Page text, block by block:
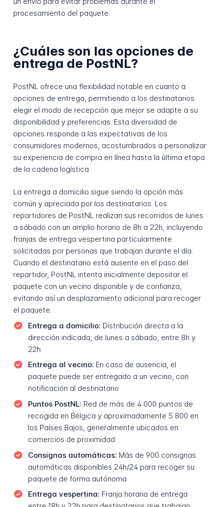
procesamiento del paquete.
¿Cuáles son las opciones de
entrega de PostNL?
PostNL ofrece una flexibilidad notable en cuanto a
opciones de entrega, permitiendo a los destinatarios
elegir el modo de recepción que mejor se adapte a su
disponibilidad y preferencias. Esta diversidad de
opciones responde a las expectativas de los
consumidores modernos, acostumbrados a personalizar
su experiencia de compra en línea hasta la última etapa
de la cadena logística.
La entrega a domicilio sigue siendo la opción más
común y apreciada por los destinatarios. Los
repartidores de PostNL realizan sus recorridos de lunes
a sábado con un amplio horario de 8h a 22h, incluyendo
franjas de entrega vespertina particularmente
solicitadas por personas que trabajan durante el día.
Cuando el destinatario está ausente en el paso del
repartidor, PostNL intenta inicialmente depositar el
paquete con un vecino disponible y de confianza,
evitando así un desplazamiento adicional para recoger
el paquete.
Entrega a domicilio: Distribución directa a la
dirección indicada, de lunes a sábado, entre 8h y
22h
Entrega al vecino: En caso de ausencia, el
paquete puede ser entregado a un vecino, con
notificación al destinatario
Puntos PostNL: Red de más de 4 000 puntos de
recogida en Bélgica y aproximadamente 5 800 en
los Países Bajos, generalmente ubicados en
comercios de proximidad
Consignas automáticas: Más de 900 consignas
automáticas disponibles 24h/24 para recoger su
paquete de forma autónoma
Entrega vespertina: Franja horaria de entrega